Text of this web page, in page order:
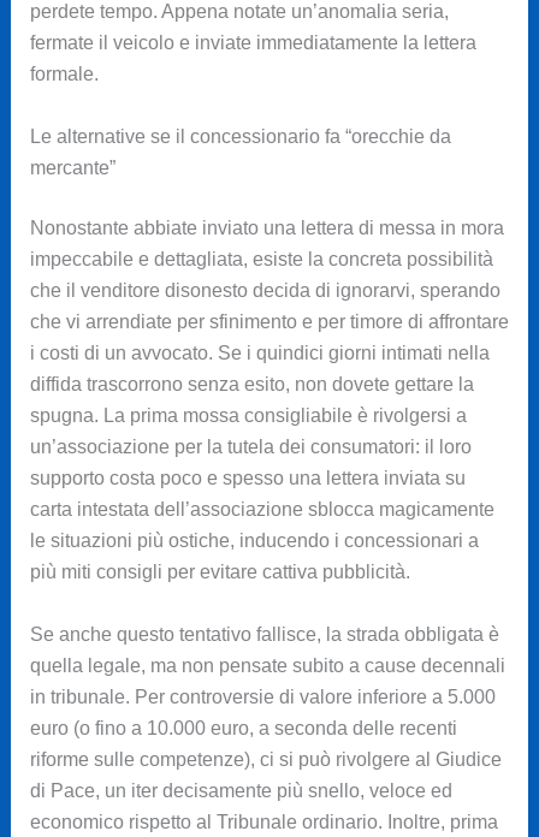
perdete tempo. Appena notate un’anomalia seria,
fermate il veicolo e inviate immediatamente la lettera
formale.
Le alternative se il concessionario fa “orecchie da
mercante”
Nonostante abbiate inviato una lettera di messa in mora
impeccabile e dettagliata, esiste la concreta possibilità
che il venditore disonesto decida di ignorarvi, sperando
che vi arrendiate per sfinimento e per timore di affrontare
i costi di un avvocato. Se i quindici giorni intimati nella
diffida trascorrono senza esito, non dovete gettare la
spugna. La prima mossa consigliabile è rivolgersi a
un’associazione per la tutela dei consumatori: il loro
supporto costa poco e spesso una lettera inviata su
carta intestata dell’associazione sblocca magicamente
le situazioni più ostiche, inducendo i concessionari a
più miti consigli per evitare cattiva pubblicità.
Se anche questo tentativo fallisce, la strada obbligata è
quella legale, ma non pensate subito a cause decennali
in tribunale. Per controversie di valore inferiore a 5.000
euro (o fino a 10.000 euro, a seconda delle recenti
riforme sulle competenze), ci si può rivolgere al Giudice
di Pace, un iter decisamente più snello, veloce ed
economico rispetto al Tribunale ordinario. Inoltre, prima